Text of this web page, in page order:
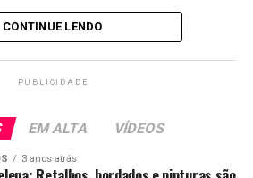
CONTINUE LENDO
PUBLICIDADE
EM ALTA VÍDEOS
3 anos atrás